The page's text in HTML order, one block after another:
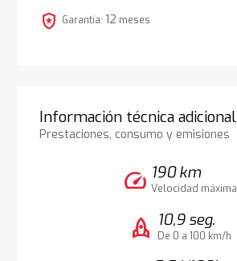
local_police Garantía: 12 meses
Información técnica adicional
Prestaciones, consumo y emisiones
speed 190 km
Velocidad máxima
rocket 10,9 seg.
De 0 a 100 km/h